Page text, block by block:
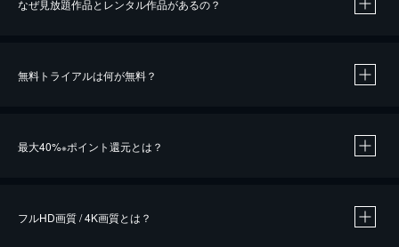
なぜ見放題作品とレンタル作品があるの？
無料トライアルは何が無料？
最大40%※ポイント還元とは？
フルHD画質 / 4K画質とは？